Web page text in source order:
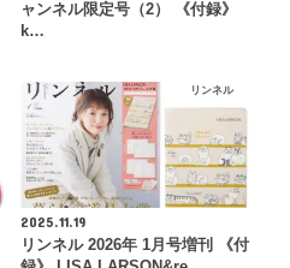
ャンネル限定号（2） 《付録》
k…
リンネル
2025.11.19
リンネル 2026年 1月号増刊 《付